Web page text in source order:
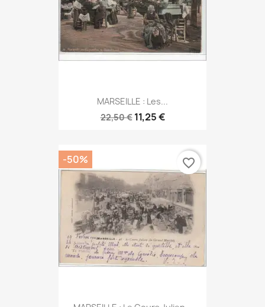
MARSEILLE : Les...
22,50 € 11,25 €
-50% favorite_border